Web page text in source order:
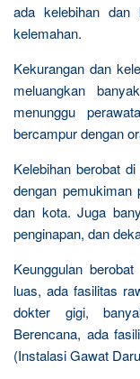
ada kelebihan dan
kelemahan.
Kekurangan dan
meluangkan
menunggu
bercampur dengan
Kelebihan berobat
dengan pemukiman
dan kota. Juga
penginapan, dan
Keunggulan
luas, ada fasilitas
dokter gigi,
Berencana, ada
(Instalasi Gawat